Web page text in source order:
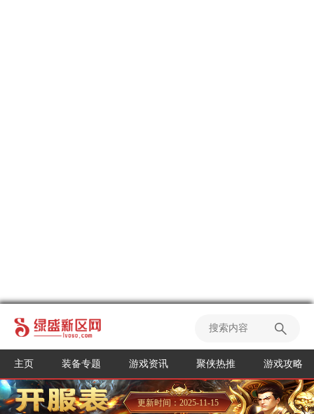
主页 装备专题 游戏资讯 聚侠热推 游戏攻略
更新时间：2025-11-15